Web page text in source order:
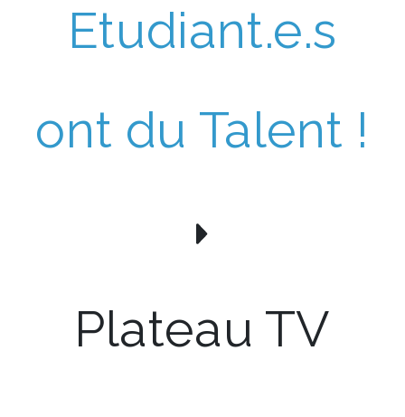
Etudiant.e.s
ont du Talent !
Plateau TV